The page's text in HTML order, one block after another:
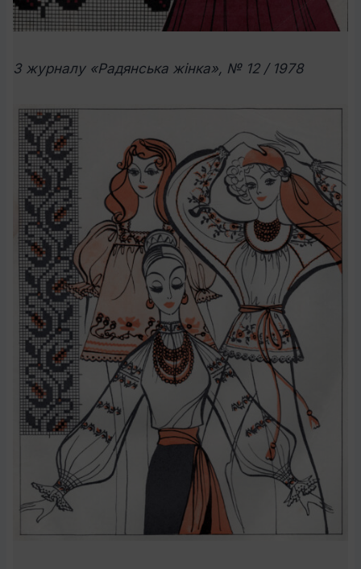
З журналу «Радянська жінка», № 12 / 1978